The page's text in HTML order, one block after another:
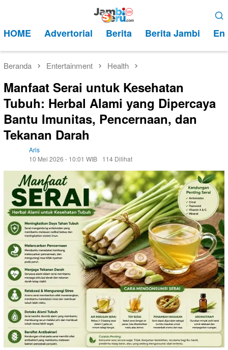
kontenMobile
HOME Advertorial Berita Berita Jambi
Beranda Entertainment Health
Manfaat Serai untuk Kesehatan
Tubuh: Herbal Alami yang Dipercaya
Bantu Imunitas, Pencernaan, dan
Tekanan Darah
Aris
10 Mei 2026 - 10:01 WIB
114 Dilihat